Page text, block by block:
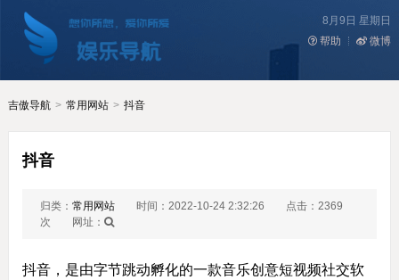
8月9日 星期日
帮助
微博
吉傲导航 > 常用网站 > 抖音
抖音
归类： 常用网站 时间：2022-10-24 2:32:26
点击：2369
次
网址：
抖音，是由字节跳动孵化的一款音乐创意短视频社交软